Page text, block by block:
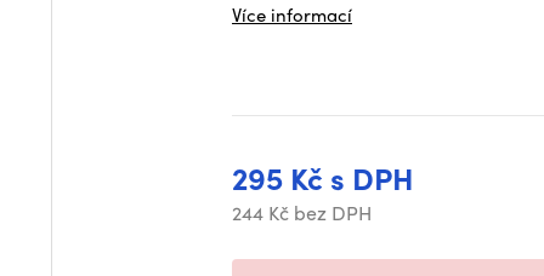
Více informací
295 Kč s DPH
244 Kč bez DPH